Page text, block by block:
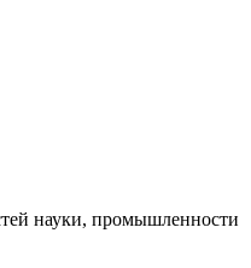
науки, промышленности